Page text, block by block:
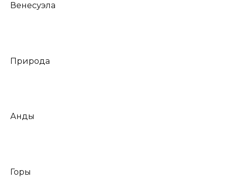
Венесуэла
Природа
Анды
Горы